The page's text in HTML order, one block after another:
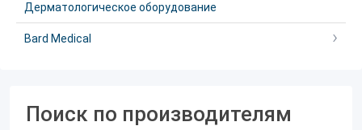
Дерматологическое оборудование
Bard Medical
Поиск по производителям